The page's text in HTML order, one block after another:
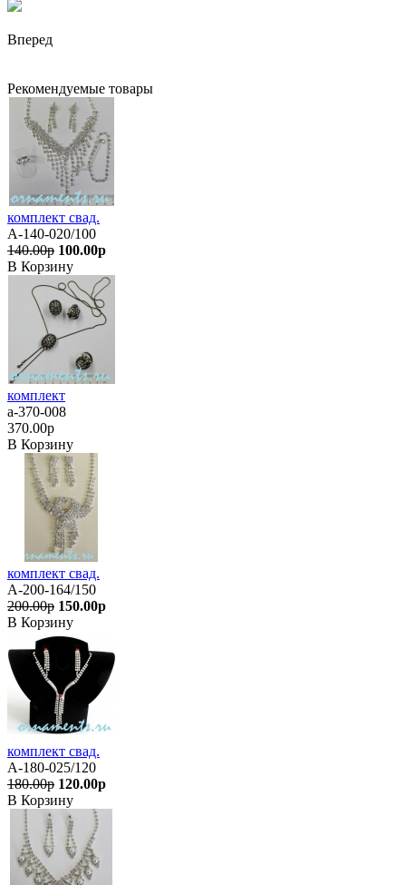
Вперед
Рекомендуемые товары
комплект свад.
А-140-020/100
140.00р 100.00р
В Корзину
комплект
а-370-008
370.00р
В Корзину
комплект свад.
А-200-164/150
200.00р 150.00р
В Корзину
комплект свад.
А-180-025/120
180.00р 120.00р
В Корзину